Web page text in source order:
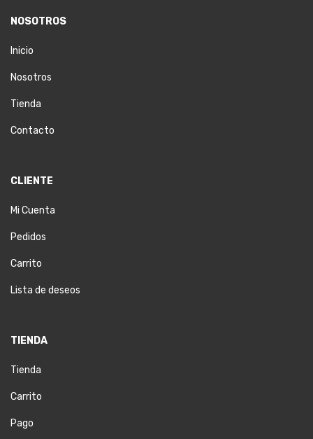
NOSOTROS
Inicio
Nosotros
Tienda
Contacto
CLIENTE
Mi Cuenta
Pedidos
Carrito
Lista de deseos
TIENDA
Tienda
Carrito
Pago